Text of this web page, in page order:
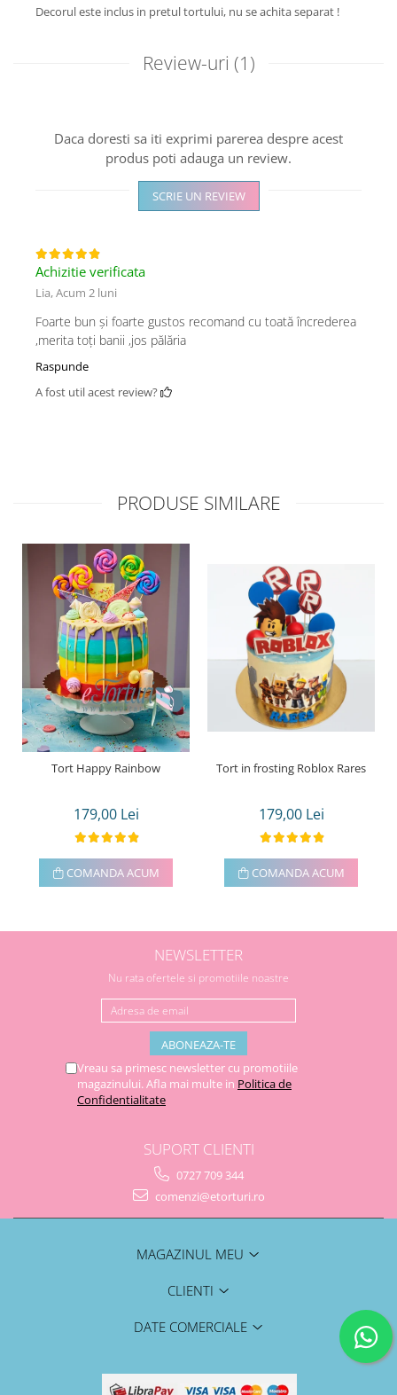
Decorul este inclus in pretul tortului, nu se achita separat !
Review-uri (1)
Daca doresti sa iti exprimi parerea despre acest
produs poti adauga un review.
SCRIE UN REVIEW
Achizitie verificata
Lia,Acum 2 luni
Foarte bun și foarte gustos recomand cu toată încrederea
,merita toți banii ,jos pălăria
Raspunde
A fost util acest review?
PRODUSE SIMILARE
Tort Happy Rainbow
179,00 Lei
COMANDA ACUM
Tort in frosting Roblox Rares
179,00 Lei
COMANDA ACUM
NEWSLETTER
Nu rata ofertele si promotiile noastre
Vreau sa primesc newsletter cu promotiile
magazinului. Afla mai multe in Politica de
Confidentialitate
SUPORT CLIENTI
0727 709 344
comenzi@etorturi.ro
MAGAZINUL MEU
CLIENTI
DATE COMERCIALE